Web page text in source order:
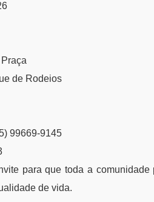
de Rodeios
99669-9145
para que toda a
de vida.